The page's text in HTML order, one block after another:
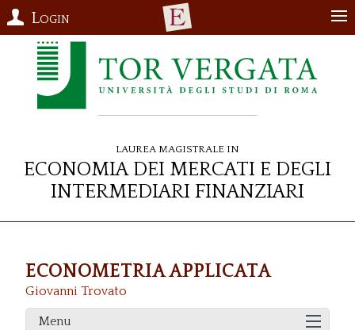
Login
Laurea Magistrale in
Economia dei Mercati e degli
Intermediari Finanziari
ECONOMETRIA APPLICATA
Giovanni Trovato
Menu